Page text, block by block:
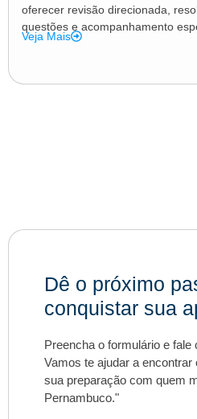
oferecer revisão direcionada,
questões e acompanhamento
Veja Mais
Dê o próximo
conquistar sua
Preencha o formulário e fale
Vamos te ajudar a encontrar
sua preparação com quem
Pernambuco."